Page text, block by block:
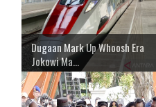
Dugaan Mark Up Whoosh Era
Jokowi Ma...